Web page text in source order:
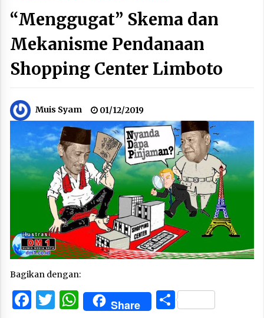
“Menggugat” Skema dan
Mekanisme Pendanaan
Shopping Center Limboto
Muis Syam 01/12/2019
Bagikan dengan:
Facebook
Twitter
WhatsApp
Share Share